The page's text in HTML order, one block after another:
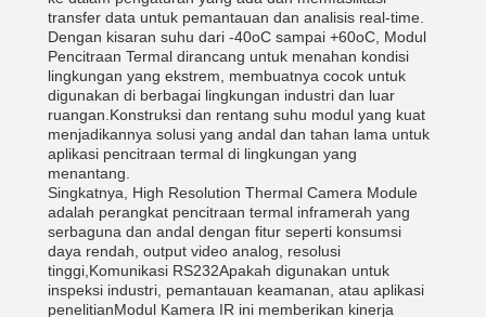
transfer data untuk pemantauan dan analisis real-time.
Dengan kisaran suhu dari -40oC sampai +60oC, Modul
Pencitraan Termal dirancang untuk menahan kondisi
lingkungan yang ekstrem, membuatnya cocok untuk
digunakan di berbagai lingkungan industri dan luar
ruangan.Konstruksi dan rentang suhu modul yang kuat
menjadikannya solusi yang andal dan tahan lama untuk
aplikasi pencitraan termal di lingkungan yang
menantang.
Singkatnya, High Resolution Thermal Camera Module
adalah perangkat pencitraan termal inframerah yang
serbaguna dan andal dengan fitur seperti konsumsi
daya rendah, output video analog, resolusi
tinggi,Komunikasi RS232Apakah digunakan untuk
inspeksi industri, pemantauan keamanan, atau aplikasi
penelitianModul Kamera IR ini memberikan kinerja